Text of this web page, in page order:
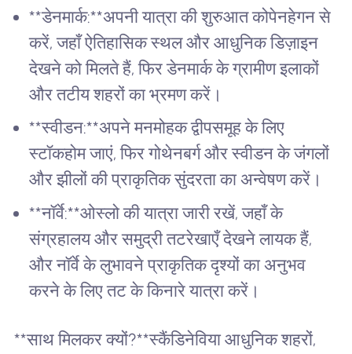
**डेनमार्क:**अपनी यात्रा की शुरुआत कोपेनहेगन से
करें, जहाँ ऐतिहासिक स्थल और आधुनिक डिज़ाइन
देखने को मिलते हैं, फिर डेनमार्क के ग्रामीण इलाकों
और तटीय शहरों का भ्रमण करें।
**स्वीडन:**अपने मनमोहक द्वीपसमूह के लिए
स्टॉकहोम जाएं, फिर गोथेनबर्ग और स्वीडन के जंगलों
और झीलों की प्राकृतिक सुंदरता का अन्वेषण करें।
**नॉर्वे:**ओस्लो की यात्रा जारी रखें, जहाँ के
संग्रहालय और समुद्री तटरेखाएँ देखने लायक हैं,
और नॉर्वे के लुभावने प्राकृतिक दृश्यों का अनुभव
करने के लिए तट के किनारे यात्रा करें।
**साथ मिलकर क्यों?**स्कैंडिनेविया आधुनिक शहरों,